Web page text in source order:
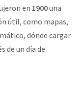
en 1900una
útil, como mapas,
dónde cargar
de un día de